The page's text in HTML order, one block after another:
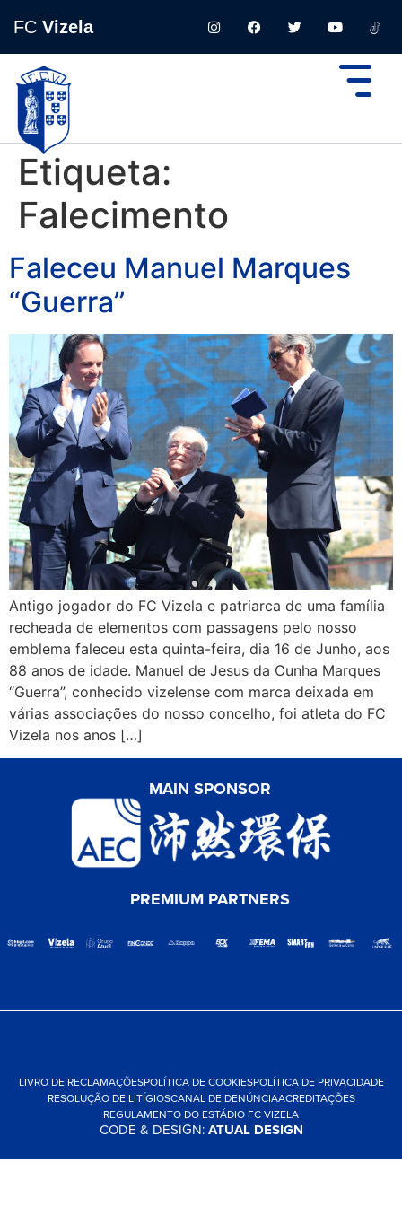
FC Vizela
Etiqueta:
Falecimento
Faleceu Manuel Marques
“Guerra”
Antigo jogador do FC Vizela e patriarca de uma família
recheada de elementos com passagens pelo nosso
emblema faleceu esta quinta-feira, dia 16 de Junho, aos
88 anos de idade. Manuel de Jesus da Cunha Marques
“Guerra”, conhecido vizelense com marca deixada em
várias associações do nosso concelho, foi atleta do FC
Vizela nos anos […]
MAIN SPONSOR
PREMIUM PARTNERS
LIVRO DE RECLAMAÇÕESPOLÍTICA DE COOKIESPOLÍTICA DE PRIVACIDADE
RESOLUÇÃO DE LITÍGIOSCANAL DE DENÚNCIAACREDITAÇÕES
REGULAMENTO DO ESTÁDIO FC VIZELA
CODE & DESIGN:ATUAL DESIGN